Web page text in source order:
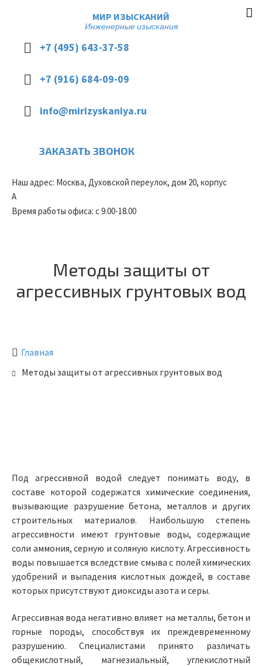
МИР ИЗЫСКАНИЙ
Инженерные изыскания
+7 (495) 643-37-58
+7 (916) 684-09-09
info@mirizyskaniya.ru
ЗАКАЗАТЬ ЗВОНОК
Наш адрес: Москва, Духовской переулок, дом 20, корпус
А
Время работы офиса: с 9.00-18.00
Методы защиты от
агрессивных грунтовых вод
Главная
Методы защиты от агрессивных грунтовых вод
Под агрессивной водой следует понимать воду, в
составе которой содержатся химические соединения,
вызывающие разрушение бетона, металлов и других
строительных материалов. Наибольшую степень
агрессивности имеют грунтовые воды, содержащие
соли аммония, серную и соляную кислоту. Агрессивность
воды повышается вследствие смыва с полей химических
удобрений и выпадения кислотных дождей, в составе
которых присутствуют диоксиды азота и серы.
Агрессивная вода негативно влияет на металлы, бетон и
горные породы, способствуя их преждевременному
разрушению. Специалистами принято различать
общекислотный, магнезиальный, углекислотный